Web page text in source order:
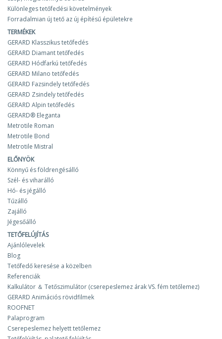
Különleges tetőfedési követelmények
Forradalmian új tető az új építésű épületekre
TERMÉKEK
GERARD Klasszikus tetőfedés
GERARD Diamant tetőfedés
GERARD Hódfarkú tetőfedés
GERARD Milano tetőfedés
GERARD Fazsindely tetőfedés
GERARD Zsindely tetőfedés
GERARD Alpin tetőfedés
GERARD® Eleganta
Metrotile Roman
Metrotile Bond
Metrotile Mistral
ELŐNYÖK
Könnyű és földrengésálló
Szél- és viharálló
Hó- és jégálló
Tűzálló
Zajálló
Jégesőálló
TETŐFELÚJÍTÁS
Ajánlólevelek
Blog
Tetőfedő keresése a közelben
Referenciák
Kalkulátor ＆ Tetőszimulátor (cserepeslemez árak VS. fém tetőlemez)
GERARD Animációs rövidfilmek
ROOFNET
Palaprogram
Cserepeslemez helyett tetőlemez